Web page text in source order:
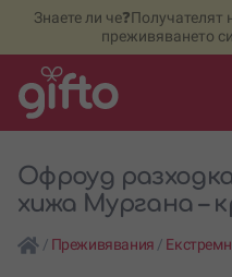
Знаете ли
преживяването
Офроуд
хижа Мургана –
/ Преживявания /